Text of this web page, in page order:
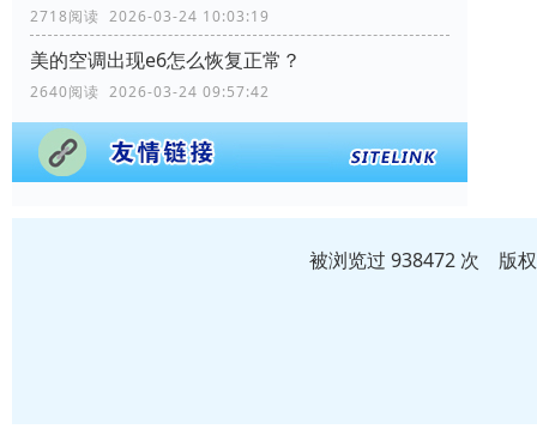
2718阅读 2026-03-24 10:03:19
美的空调出现e6怎么恢复正常？
2640阅读 2026-03-24 09:57:42
被浏览过 938472 次 版